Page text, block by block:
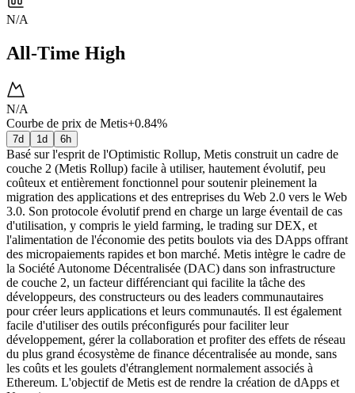
N/A
All-Time High
N/A
Courbe de prix de Metis+0.84%
7d 1d 6h
Basé sur l'esprit de l'Optimistic Rollup, Metis construit un cadre de
couche 2 (Metis Rollup) facile à utiliser, hautement évolutif, peu
coûteux et entièrement fonctionnel pour soutenir pleinement la
migration des applications et des entreprises du Web 2.0 vers le Web
3.0. Son protocole évolutif prend en charge un large éventail de cas
d'utilisation, y compris le yield farming, le trading sur DEX, et
l'alimentation de l'économie des petits boulots via des DApps offrant
des micropaiements rapides et bon marché. Metis intègre le cadre de
la Société Autonome Décentralisée (DAC) dans son infrastructure
de couche 2, un facteur différenciant qui facilite la tâche des
développeurs, des constructeurs ou des leaders communautaires
pour créer leurs applications et leurs communautés. Il est également
facile d'utiliser des outils préconfigurés pour faciliter leur
développement, gérer la collaboration et profiter des effets de réseau
du plus grand écosystème de finance décentralisée au monde, sans
les coûts et les goulets d'étranglement normalement associés à
Ethereum. L'objectif de Metis est de rendre la création de dApps et